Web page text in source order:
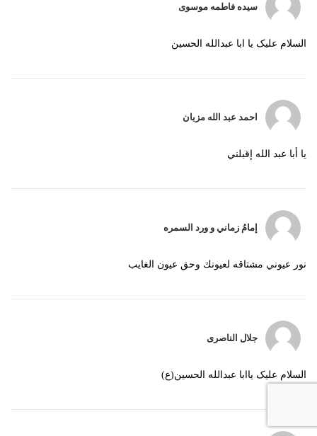
سیده فاطمه موسوی
السلام علیک یا ابا عبدالله الحسین
احمد عبد الله مزبان
يا أبا عبد الله إقبلني
إمامُ زماني و ورد السمره
نور عيوني مشتاقه لعيونك وحق عيون الغايب
جلال الناصری
السلام علیک یاابا عبدالله الحسین(ع)